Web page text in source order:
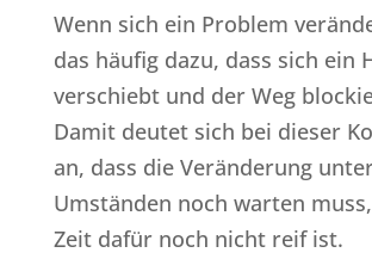
Wenn sich ein Problem
das häufig dazu, dass sich ein
verschiebt und der Weg
Damit deutet sich bei dieser
an, dass die Veränderung
Umständen noch warten
Zeit dafür noch nicht reif ist.